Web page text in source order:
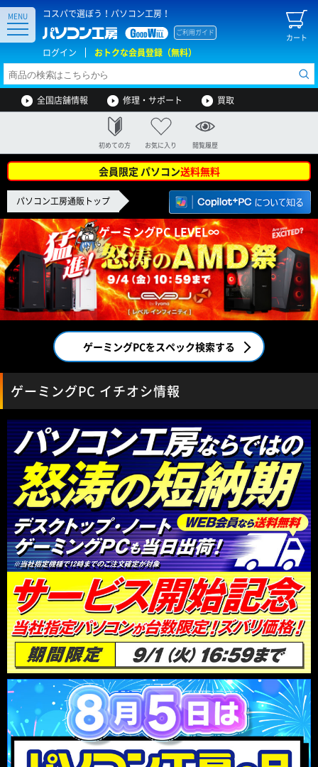
コスパで選ぼう！パソコン工房！
カート
ご利用ガイド
ログイン おトクな会員登録（無料）
MENU
全国店舗情報 修理・サポート 買取
初めての方 お気に入り 閲覧履歴
会員限定 パソコン送料無料
パソコン工房通販トップ
ゲーミングPC LEVEL∞
ゲーミングPCをスペック検索する
ゲーミングPC イチオシ情報